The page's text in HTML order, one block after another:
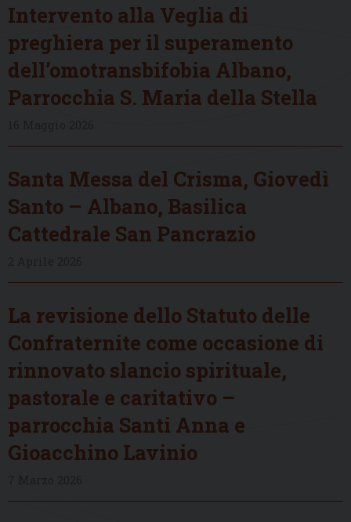
Intervento alla Veglia di
preghiera per il superamento
dell’omotransbifobia Albano,
Parrocchia S. Maria della Stella
Santa Messa del Crisma, Giovedì
Santo – Albano, Basilica
Cattedrale San Pancrazio
La revisione dello Statuto delle
Confraternite come occasione di
rinnovato slancio spirituale,
pastorale e caritativo –
parrocchia Santi Anna e
Gioacchino Lavinio